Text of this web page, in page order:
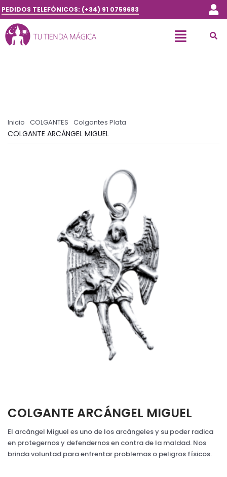
PEDIDOS TELEFÓNICOS: (+34) 91 0759683
Inicio COLGANTES Colgantes Plata
COLGANTE ARCÁNGEL MIGUEL
COLGANTE ARCÁNGEL MIGUEL
El arcángel Miguel es uno de los arcángeles y su poder radica
en protegernos y defendernos en contra de la maldad. Nos
brinda voluntad para enfrentar problemas o peligros físicos.